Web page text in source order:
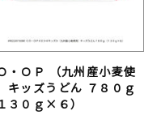
・ＯＰ （九州産小麦使
キッズうどん ７８０ｇ
３０ｇ×６）